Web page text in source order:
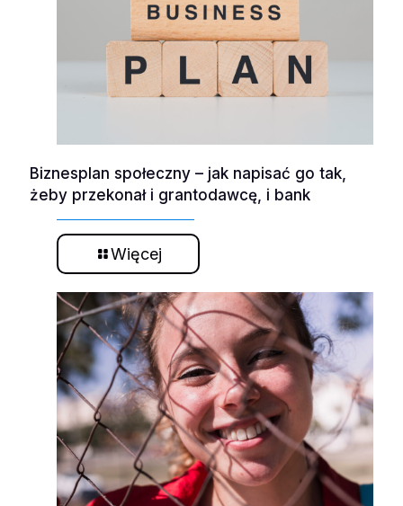
Biznesplan społeczny – jak napisać go tak,
żeby przekonał i grantodawcę, i bank
Więcej